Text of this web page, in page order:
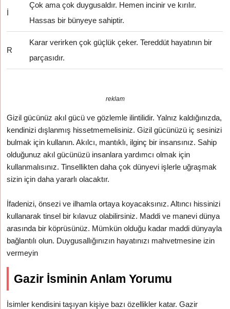
İ
Çok ama çok duygusaldır. Hemen incinir ve kırılır.
Hassas bir bünyeye sahiptir.
R
Karar verirken çok güçlük çeker. Tereddüt hayatının bir
parçasıdır.
reklam
Gizil gücünüz akıl gücü ve gözlemle ilintilidir. Yalnız kaldığınızda,
kendinizi dışlanmış hissetmemelisiniz. Gizil gücünüzü iç sesinizi
bulmak için kullanın. Akılcı, mantıklı, ilginç bir insansınız. Sahip
olduğunuz akıl gücünüzü insanlara yardımcı olmak için
kullanmalısınız. Tinsellikten daha çok dünyevi işlerle uğraşmak
sizin için daha yararlı olacaktır.
İfadenizi, önsezi ve ilhamla ortaya koyacaksınız. Altıncı hissinizi
kullanarak tinsel bir kılavuz olabilirsiniz. Maddi ve manevi dünya
arasında bir köprüsünüz. Mümkün olduğu kadar maddi dünyayla
bağlantılı olun. Duygusallığınızın hayatınızı mahvetmesine izin
vermeyin
Gazir İsminin Anlam Yorumu
İsimler kendisini taşıyan kişiye bazı özellikler katar. Gazir